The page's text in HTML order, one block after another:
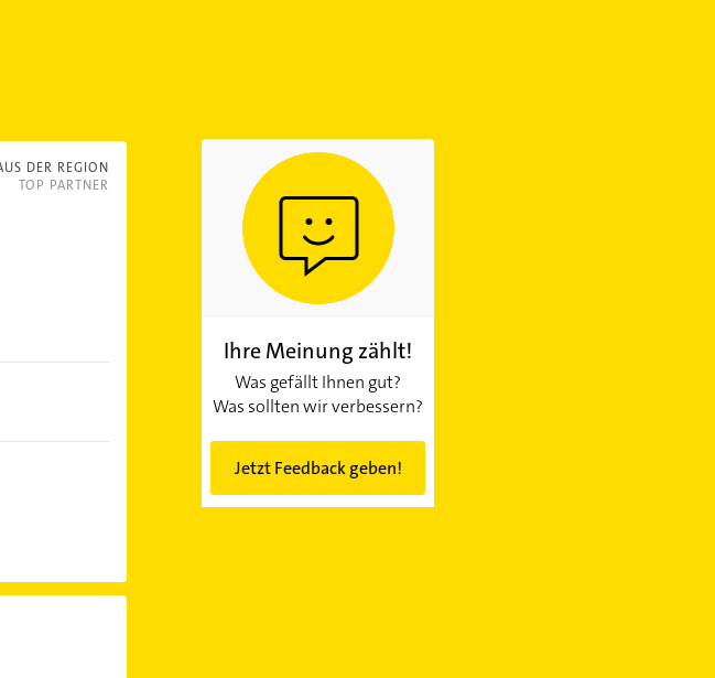
DER REGION
TOP PARTNER
Ihre Meinung zählt!
Was gefällt Ihnen gut?
Was sollten wir verbessern?
Jetzt Feedback geben!